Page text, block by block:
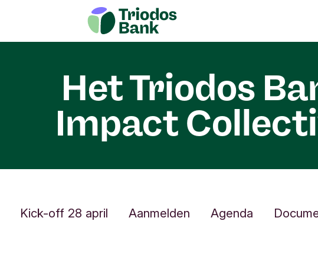
Kick-off 28 april Aanmelden
Het Triodos
Impact
Kick-off 28 april Aanmelden Agenda